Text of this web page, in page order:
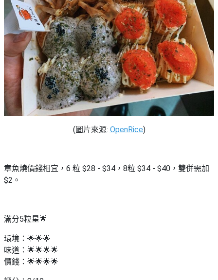
外
玩
樂
遊
艇
租
#
散
水
餅
#18
美
(圖片來源: OpenRice)
章魚燒價錢相宜，6 粒 $28 - $34，8粒 $34 - $40，雙併需加
$2。
滿分5粒星🌟
環境：🌟🌟🌟
味道：🌟🌟🌟🌟
價錢：🌟🌟🌟🌟